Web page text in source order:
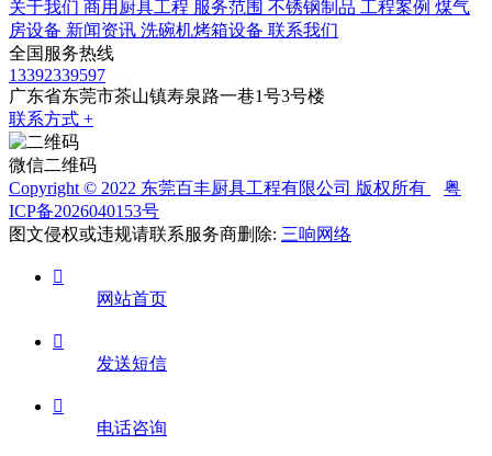
关于我们 商用厨具工程 服务范围 不锈钢制品 工程案例 煤气
房设备 新闻资讯 洗碗机烤箱设备 联系我们
全国服务热线
13392339597
广东省东莞市茶山镇寿泉路一巷1号3号楼
联系方式 +
微信二维码
Copyright © 2022 东莞百丰厨具工程有限公司 版权所有
粤
ICP备2026040153号
图文侵权或违规请联系服务商删除: 三响网络

网站首页

发送短信

电话咨询